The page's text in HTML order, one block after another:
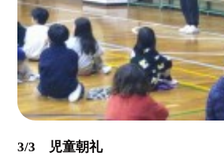
3/3 児童朝礼